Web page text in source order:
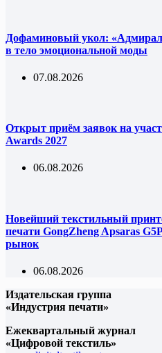
Дофаминовый укол:
в тело эмоциональной моды
07.08.2026
Открыт приём заявок на
Awards 2027
06.08.2026
Новейший текстильный
печати GongZheng Apsaras
рынок
06.08.2026
Издательская группа
«Индустрия печати»
Ежеквартальный журнал
«Цифровой текстиль»